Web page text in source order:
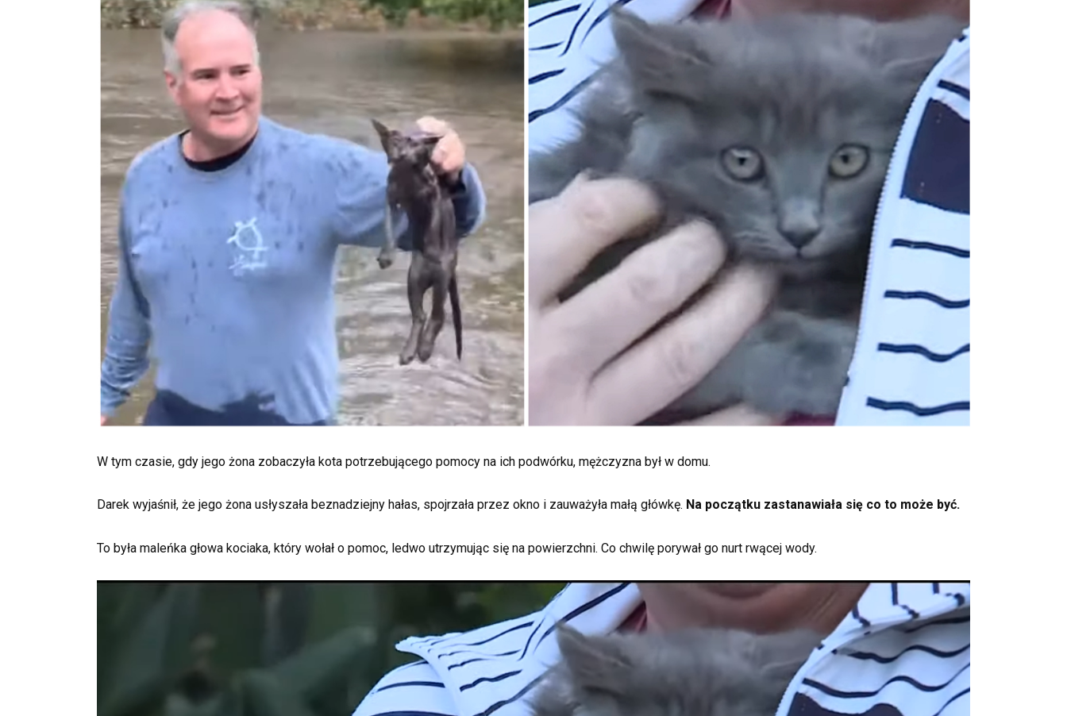
W tym czasie, gdy jego żona zobaczyła kota potrzebującego pomocy na ich podwórku, mężczyzna był w domu.
Darek wyjaśnił, że jego żona usłyszała beznadziejny hałas, spojrzała przez okno i zauważyła małą główkę. Na początku zastanawiała się co to może być.
To była maleńka głowa kociaka, który wołał o pomoc, ledwo utrzymując się na powierzchni. Co chwilę porywał go nurt rwącej wody.